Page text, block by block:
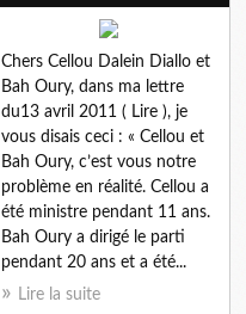
Chers Cellou Dalein Diallo et
Bah Oury, dans ma lettre
du13 avril 2011 ( Lire ), je
vous disais ceci : « Cellou et
Bah Oury, c’est vous notre
problème en réalité. Cellou a
été ministre pendant 11 ans.
Bah Oury a dirigé le parti
pendant 20 ans et a été...
Lire la suite